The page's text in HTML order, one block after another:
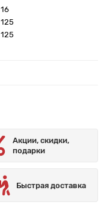
16
125
125
Акции, скидки,
подарки
Быстрая доставка